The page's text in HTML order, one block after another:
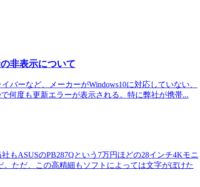
非表示について
バーなど、メーカーがWindows10に対応していない、
何度も更新エラーが表示される。特に弊社が携帯...
もASUSのPB287Qという7万円ほどの28インチ4Kモニ
ただ、この高精細もソフトによっては文字がぼけた